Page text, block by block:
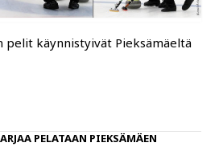
pelit käynnistyivät Pieksämäeltä
PELATAAN PIEKSÄMÄEN